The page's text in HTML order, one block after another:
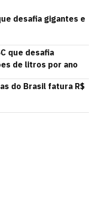
desafia gigantes e
que desafia
de litros por ano
do Brasil fatura R$